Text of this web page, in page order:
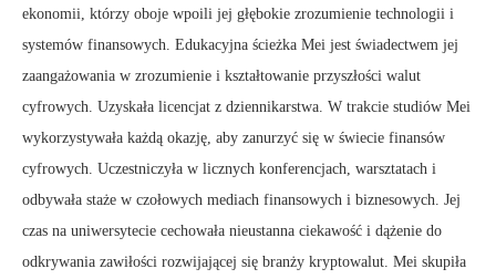
ekonomii, którzy oboje wpoili jej głębokie zrozumienie technologii i
systemów finansowych. Edukacyjna ścieżka Mei jest świadectwem jej
zaangażowania w zrozumienie i kształtowanie przyszłości walut
cyfrowych. Uzyskała licencjat z dziennikarstwa. W trakcie studiów Mei
wykorzystywała każdą okazję, aby zanurzyć się w świecie finansów
cyfrowych. Uczestniczyła w licznych konferencjach, warsztatach i
odbywała staże w czołowych mediach finansowych i biznesowych. Jej
czas na uniwersytecie cechowała nieustanna ciekawość i dążenie do
odkrywania zawiłości rozwijającej się branży kryptowalut. Mei skupiła